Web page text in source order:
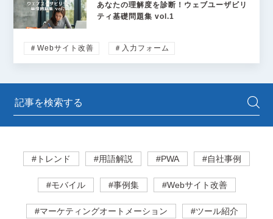
あなたの理解度を診断！ウェブユーザビリ
ティ基礎問題集 vol.1
＃Webサイト改善 ＃入力フォーム
#トレンド #用語解説 #PWA #自社事例
#モバイル #事例集 #Webサイト改善
#マーケティングオートメーション #ツール紹介